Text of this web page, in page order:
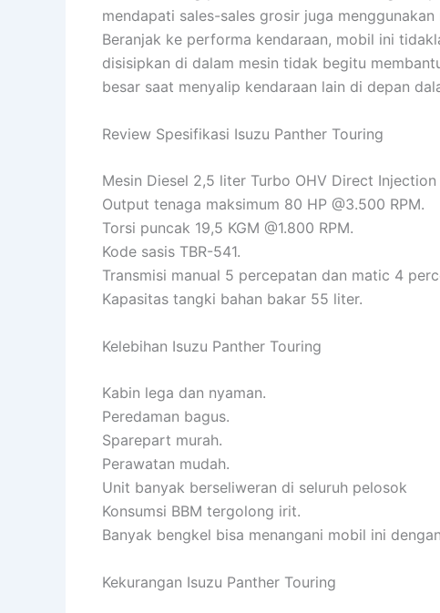
mendapati sales-sales grosir juga
Beranjak ke performa kendaraan, mobil ini
disisipkan di dalam mesin tidak begitu
besar saat menyalip kendaraan lain di depan
Review Spesifikasi Isuzu Panther Touring
Mesin Diesel 2,5 liter Turbo OHV Direct Injection
Output tenaga maksimum 80 HP @3.500 RPM.
Torsi puncak 19,5 KGM @1.800 RPM.
Kode sasis TBR-541.
Transmisi manual 5 percepatan dan matic 4
Kapasitas tangki bahan bakar 55 liter.
Kelebihan Isuzu Panther Touring
Kabin lega dan nyaman.
Peredaman bagus.
Sparepart murah.
Perawatan mudah.
Unit banyak berseliweran di seluruh pelosok
Konsumsi BBM tergolong irit.
Banyak bengkel bisa menangani mobil ini
Kekurangan Isuzu Panther Touring